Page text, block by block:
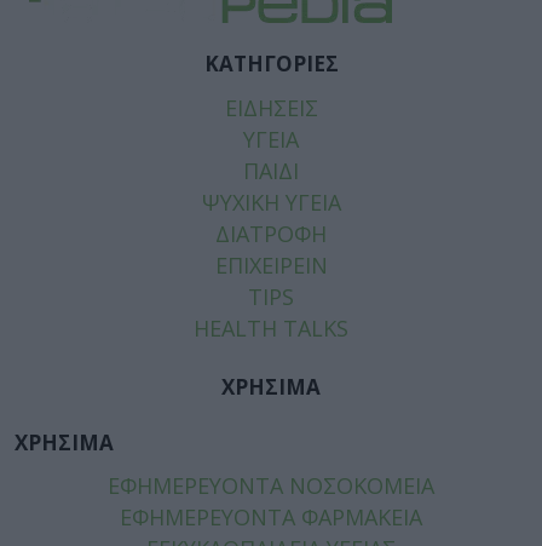
ΚΑΤΗΓΟΡΙΕΣ
ΕΙΔΗΣΕΙΣ
ΥΓΕΙΑ
ΠΑΙΔΙ
ΨΥΧΙΚΗ ΥΓΕΙΑ
ΔΙΑΤΡΟΦΗ
ΕΠΙΧΕΙΡΕΙΝ
TIPS
HEALTH TALKS
ΧΡΗΣΙΜΑ
ΧΡΗΣΙΜΑ
ΕΦΗΜΕΡΕΥΟΝΤΑ ΝΟΣΟΚΟΜΕΙΑ
ΕΦΗΜΕΡΕΥΟΝΤΑ ΦΑΡΜΑΚΕΙΑ